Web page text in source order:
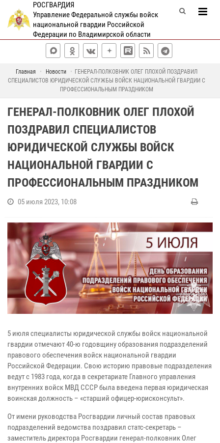
РОСГВАРДИЯ
Управление Федеральной службы войск
национальной гвардии Российской
Федерации по Владимирской области
Главная Новости
ГЕНЕРАЛ-ПОЛКОВНИК ОЛЕГ ПЛОХОЙ ПОЗДРАВИЛ
СПЕЦИАЛИСТОВ ЮРИДИЧЕСКОЙ СЛУЖБЫ ВОЙСК НАЦИОНАЛЬНОЙ ГВАРДИИ С
ПРОФЕССИОНАЛЬНЫМ ПРАЗДНИКОМ
ГЕНЕРАЛ-ПОЛКОВНИК ОЛЕГ ПЛОХОЙ
ПОЗДРАВИЛ СПЕЦИАЛИСТОВ
ЮРИДИЧЕСКОЙ СЛУЖБЫ ВОЙСК
НАЦИОНАЛЬНОЙ ГВАРДИИ С
ПРОФЕССИОНАЛЬНЫМ ПРАЗДНИКОМ
05 июля 2023, 10:08
5 июля специалисты юридической службы войск национальной
гвардии отмечают 40-ю годовщину образования подразделений
правового обеспечения войск национальной гвардии
Российской Федерации. Свою историю правовые подразделения
ведут с 1983 года, когда в секретариате Главного управления
внутренних войск МВД СССР была введена первая юридическая
воинская должность – «старший офицер-юрисконсульт».
От имени руководства Росгвардии личный состав правовых
подразделений ведомства поздравил статс-секретарь –
заместитель директора Росгвардии генерал-полковник Олег